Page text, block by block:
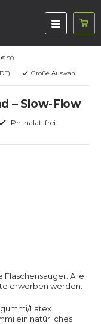
50
Große Auswahl
– Slow-Flow
Phthalat-frei
Flaschensauger. Alle
erworben werden.
Latex
ein natürliches